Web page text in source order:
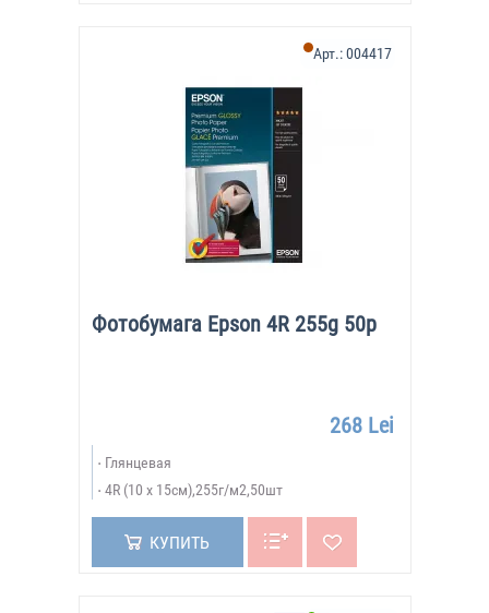
Фотобумага Epson 4R 255g 50p
Арт.:004417
268 Lei
Глянцевая
4R (10 x 15см),255г/м2,50шт
КУПИТЬ